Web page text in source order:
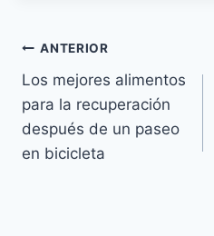
Navegación
de
entradas
ANTERIOR
Los mejores alimentos
para la recuperación
después de un paseo
en bicicleta